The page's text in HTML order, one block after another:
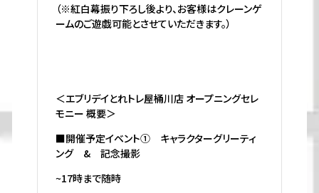
（※紅白幕振り下ろし後より、お客様はクレーンゲ
ームのご遊戯可能とさせていただきます。）
＜エブリデイとれトレ屋桶川店 オープニングセレ
モニー 概要＞
■開催予定イベント① キャラクターグリーティ
ング & 記念撮影
~17時まで随時